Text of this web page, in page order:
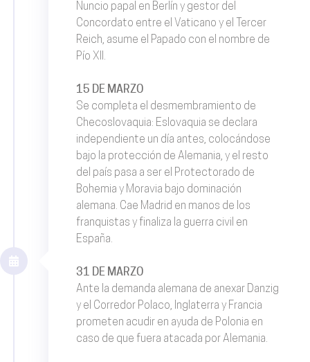
Nuncio papal en Berlín y gestor del
Concordato entre el Vaticano y el Tercer
Reich, asume el Papado con el nombre de
Pío XII.
15 DE MARZO
Se completa el desmembramiento de
Checoslovaquia: Eslovaquia se declara
independiente un día antes, colocándose
bajo la protección de Alemania, y el resto
del país pasa a ser el Protectorado de
Bohemia y Moravia bajo dominación
alemana. Cae Madrid en manos de los
franquistas y finaliza la guerra civil en
España.
31 DE MARZO
Ante la demanda alemana de anexar Danzig
y el Corredor Polaco, Inglaterra y Francia
prometen acudir en ayuda de Polonia en
caso de que fuera atacada por Alemania.